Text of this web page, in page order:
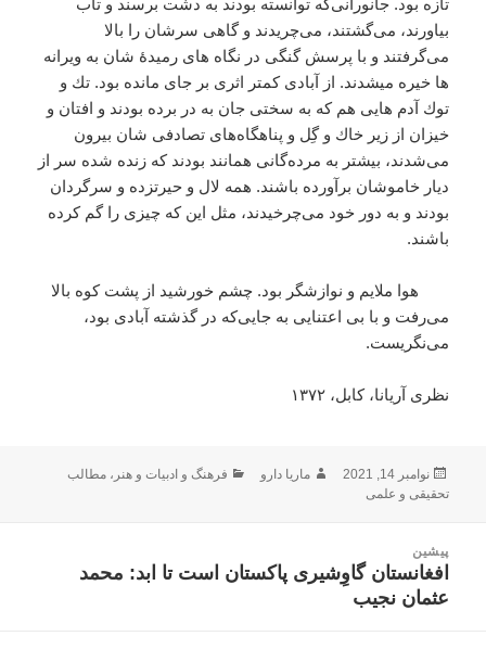
تازه بود. جانورانی‌كه توانسته بودند به دشت برسند و تاب
بياورند، می‌گشتند، می‌چريدند و گاهی‌ سرشان را بالا
می‌گرفتند و با پرسش گنگی در نگاه های رميدۀ شان به ويرانه
ها خيره ميشدند. از آبادی كمتر اثری بر جای مانده بود. تك و
توك آدم هايی هم كه به سختی جان به در برده بودند و افتان و
خيزان از زير خاك و گِل و پناهگاه‌های تصادفی شان بيرون
می‌شدند، بيشتر به مرده‌گانی همانند بودند كه زنده شده سر از
ديار خاموشان برآورده باشند. همه لال و حيرتزده و سرگردان
بودند و به دور خود می‌چرخيدند، مثل اين كه چيزی را گم كرده
باشند.
هوا ملايم و نوازشگر بود. چشم خورشيد از پشت كوه بالا
می‌رفت و با بی اعتنايی به جايی‌كه در گذشته آبادی بود،
می‌نگریست.
نظری آریانا، کابل، ۱۳۷۲
ارسال
شده
نوامبر 14, 2021 نویسنده
ماریا دارو دسته‌ها
فرهنگ و ادبیات و هنر ،مطالب
تحقیقی و علمی
نوشتهپیشین
نوشته
قبلی:
افغانستان گاوِشیری پاکستان است تا ابد: محمد
عثمان نجیب